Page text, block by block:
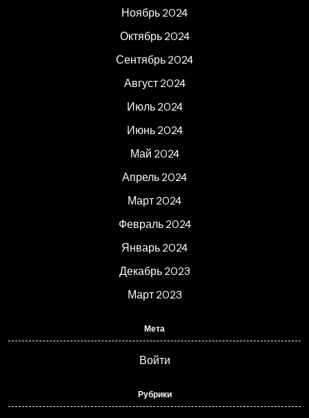
Ноябрь 2024
Октябрь 2024
Сентябрь 2024
Август 2024
Июль 2024
Июнь 2024
Май 2024
Апрель 2024
Март 2024
Февраль 2024
Январь 2024
Декабрь 2023
Март 2023
Мета
Войти
Рубрики